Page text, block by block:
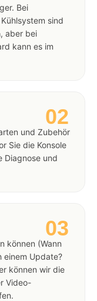
Bei
sind
aber bei
kann es im
02
und Zubehör
Sie die Konsole
Diagnose und
03
können (Wann
einem Update?
können wir die
Video-